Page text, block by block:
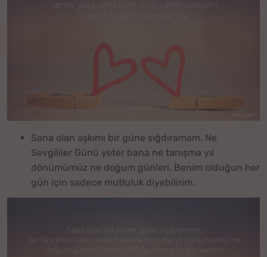
Sana olan aşkımı bir güne sığdıramam. Ne
Sevgililer Günü yeter bana ne tanışma yıl
dönümümüz ne doğum günleri. Benim olduğun her
gün için sadece mutluluk diyebilirim.